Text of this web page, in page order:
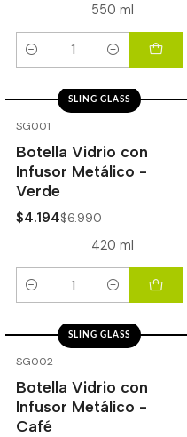
550 ml
Cantidad
SG001
SLING GLASS
Botella Vidrio con
Infusor Metálico -
Verde
$4.194$6.990
420 ml
Cantidad
SG002
SLING GLASS
Botella Vidrio con
Infusor Metálico -
Café